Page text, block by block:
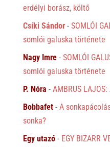
erdélyi borász, költő
Csíki Sándor- SOMLÓI
somlói galuska története
Nagy Imre- SOMLÓI
somlói galuska története
P. Nóra - AMBRUS
Bobbafet- A
sonka?
Egy utazó- EGY BIZARR